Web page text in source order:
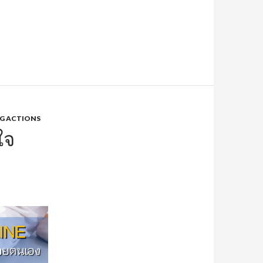
ACTIONS